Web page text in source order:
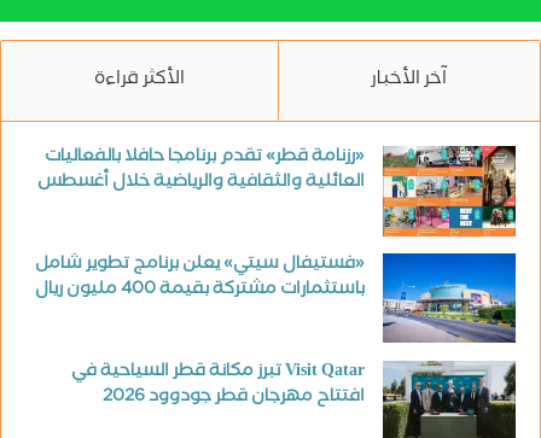
آخر الأخبار الأكثر قراءة
«رزنامة قطر» تقدم برنامجا حافلا بالفعاليات
العائلية والثقافية والرياضية خلال أغسطس
«فستيفال سيتي» يعلن برنامج تطوير شامل
باستثمارات مشتركة بقيمة 400 مليون ريال
Visit Qatar تبرز مكانة قطر السياحية في
افتتاح مهرجان قطر جودوود 2026